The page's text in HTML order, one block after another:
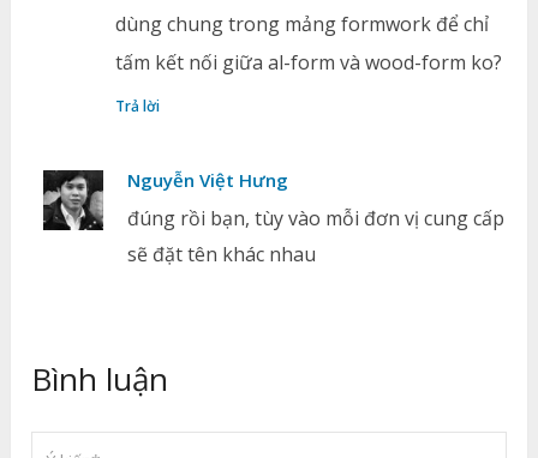
dùng chung trong mảng formwork để chỉ
tấm kết nối giữa al-form và wood-form ko?
Trả lời
Nguyễn Việt Hưng
đúng rồi bạn, tùy vào mỗi đơn vị cung cấp
sẽ đặt tên khác nhau
Bình luận